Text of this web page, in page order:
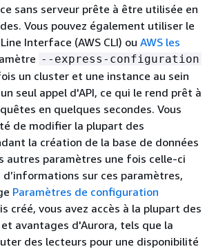
sans serveur prête à être utilisée en
Vous pouvez également utiliser le
Interface (AWS CLI) ou AWS les
--express-configuration
un cluster et une instance au sein
seul appel d'API, ce qui le rend prêt à
en quelques secondes. Vous
de modifier la plupart des
la création de la base de données
autres paramètres une fois celle-ci
d’informations sur ces paramètres,
Paramètres de configuration
créé, vous avez accès à la plupart des
avantages d'Aurora, tels que la
des lecteurs pour une disponibilité